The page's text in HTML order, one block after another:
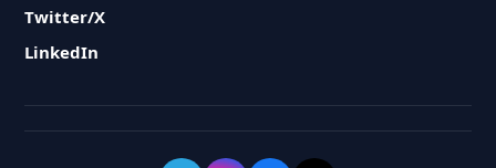
Twitter/X
LinkedIn